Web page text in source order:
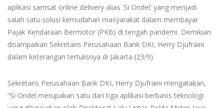
aplikasi samsat online delivery alias 'Si Ondel' yang menjadi
salah satu solusi kemudahan masyarakat dalam membayar
Pajak Kendaraan Bermotor (PKB) di tengah pandemi. Demikian
disampaikan Sekretaris Perusahaan Bank DKI, Herry Djufraini
dalam keterangan tertulisnya di Jakarta (23/9).
Sekretaris Perusahaan Bank DKI, Herry Djufraini mengatakan,
“Si Ondel merupakan satu dari tiga aplikasi berbasis teknologi